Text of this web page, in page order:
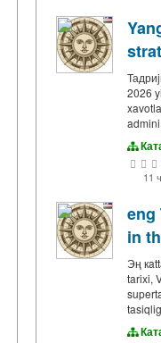
2026
11
eng
in
Эң
tarixi,